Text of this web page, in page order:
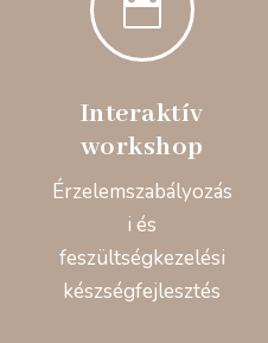

Interaktív
workshop
Érzelemszabályozás
i és
feszültségkezelési
készségfejlesztés